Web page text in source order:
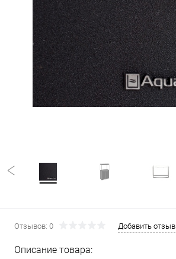
Отзывов: 0 Добавить отзыв
Описание товара: